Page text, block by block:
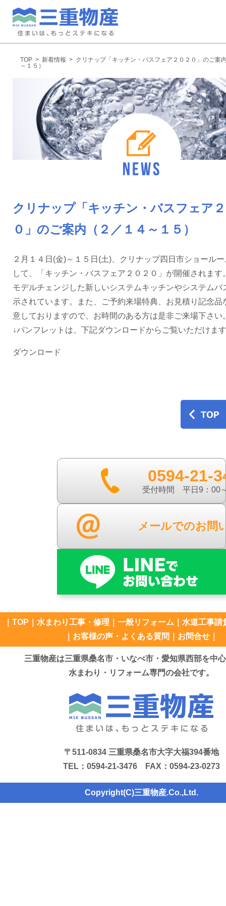
TOP > 新着情報 > クリナップ「キッチン・バスフェア２０２０」のご案
～１５）
クリナップ「キッチン・バスフェア
０」のご案内（２／１４～１５）
２月１４日(金)～１５日(土)、クリナップ四日市ショール
して、「キッチン・バスフェア２０２０」が開催されます
モデルチェンジした新しいシステムキッチンやシステムバ
示されています。また、ご予約来場特典、お見積り記念品
意しておりますので、お時間のある方は是非ご来場下さい
↓パンフレットは、下記ダウンロードからご覧いただけま
ダウンロード
0594-21-
受付時間 平日9：00
メールでのお問
TOP 水まわり工事・修理 一般リフォーム
水道工事請
お客様の声・よくある質問 お問合せ
三重物産は三重県桑名市・いなべ市・愛知県西部を中
水まわり・リフォーム専門の会社です。
〒511-0834 三重県桑名市大字大福394番地
TEL：0594-21-3476 FAX：0594-23-0273
Copyright(C)三重物産.Co.,Ltd.